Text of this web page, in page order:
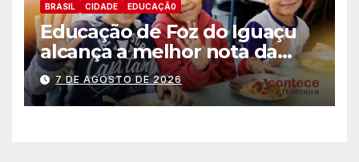
BRASIL CIDADE EDUCAÇÃ0
Educação de Foz do Iguaçu
alcança a melhor nota da
história no IDEB
7 DE AGOSTO DE 2026